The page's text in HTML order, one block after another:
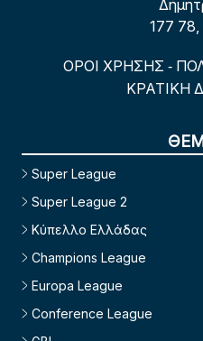
177
ΟΡΟΙ ΧΡΗΣΗΣ -
ΚΡΑΤΙΚΗ
Super League
Super League 2
Κύπελλο Ελλάδας
Champions League
Europa League
Conference League